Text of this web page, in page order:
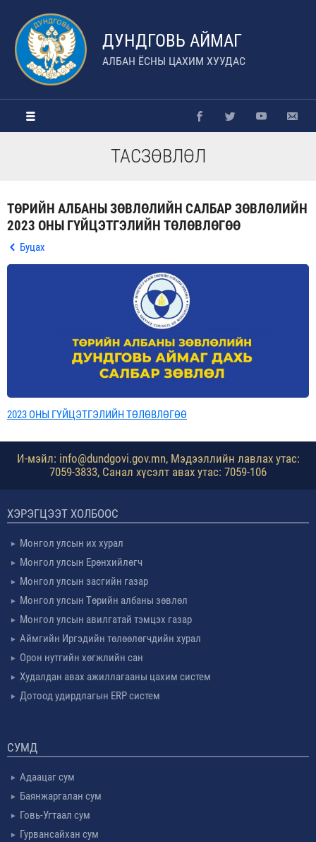
ДУНДГОВЬ АЙМАГ
АЛБАН ЁСНЫ ЦАХИМ ХУУДАС
ТАСЗӨВЛӨЛ
ТӨРИЙН АЛБАНЫ ЗӨВЛӨЛИЙН САЛБАР ЗӨВЛӨЛИЙН
2023 ОНЫ ГҮЙЦЭТГЭЛИЙН ТӨЛӨВЛӨГӨӨ
Буцах
2023 ОНЫ ГҮЙЦЭТГЭЛИЙН ТӨЛӨВЛӨГӨӨ
И-мэйл: info@dundgovi.gov.mn, Мэдээллийн лавлах утас:
7059-3833, Санал хүсэлт авах утас: 7059-106
ХЭРЭГЦЭЭТ ХОЛБООС
Монгол улсын их хурал
Монгол улсын Ерөнхийлөгч
Монгол улсын засгийн газар
Монгол улсын Төрийн албаны зөвлөл
Монгол улсын авилгатай тэмцэх газар
Аймгийн Иргэдийн төлөөлөгчдийн хурал
Орон нутгийн хөгжлийн сан
Худалдан авах ажиллагааны цахим систем
Дотоод удирдлагын ERP систем
СУМД
Адаацаг сум
Баянжаргалан сум
Говь-Угтаал сум
Гурвансайхан сум